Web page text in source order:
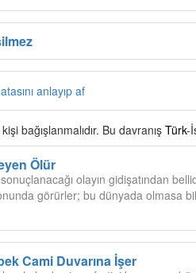
anlayıp af
bağışlanmalıdır. Bu davranış Türk-
Ölür
olayın gidişatından
görürler; bu dünyada olmasa
Cami Duvarına İşer